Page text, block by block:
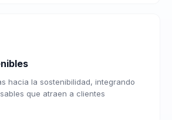
hacia la sostenibilidad, integrando
que atraen a clientes